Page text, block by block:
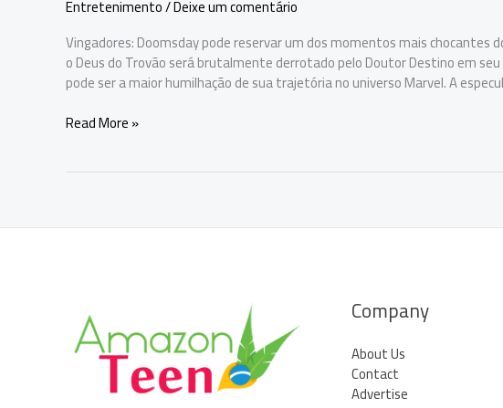
Entretenimento/Deixe um comentário
Vingadores: Doomsday pode reservar um dos momentos mais chocantes
o Deus do Trovão será brutalmente derrotado pelo Doutor Destino em
pode ser a maior humilhação de sua trajetória no universo Marvel. A
Vingadores:
maior
MCU
Read More »
Company
About Us
Contact
Advertise